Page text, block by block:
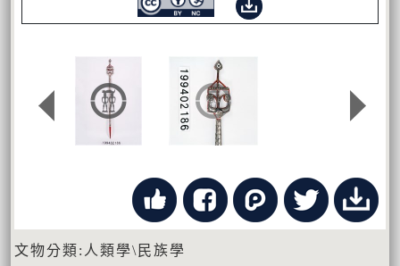
文物分類:人類學\民族學